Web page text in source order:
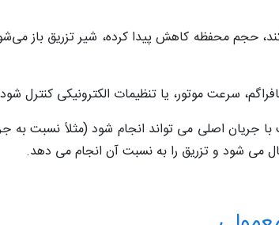
محفظه کاهش پیدا کرده، شیر تزریق باز
سرعت موتور، یا تنظیمات الکترونیکی کنترل
جریان اصلی می‌ تواند انجام شود (مثلاً نسبت به
می‌ شود و تزریق را به نسبت آن انجام می‌ دهد.